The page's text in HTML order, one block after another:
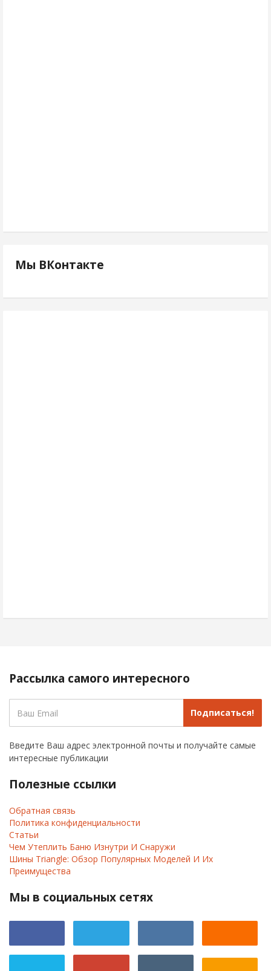
Мы ВКонтакте
Рассылка самого интересного
Подписаться!
Введите Ваш адрес электронной почты и получайте самые
интересные публикации
Полезные ссылки
Обратная связь
Политика конфиденциальности
Статьи
Чем Утеплить Баню Изнутри И Снаружи
Шины Triangle: Обзор Популярных Моделей И Их
Преимущества
Мы в социальных сетях